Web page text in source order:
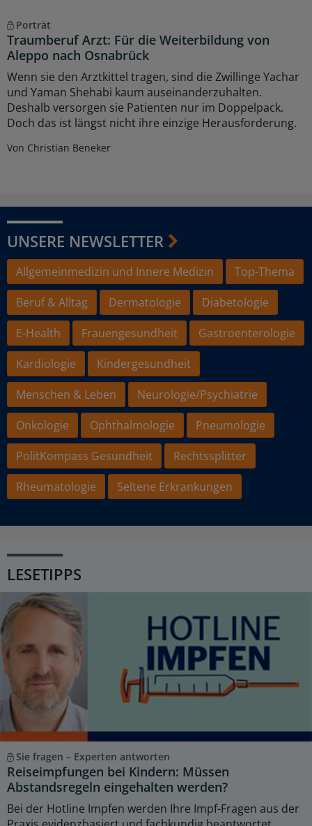
Porträt
Traumberuf Arzt: Für die Weiterbildung von
Aleppo nach Osnabrück
Wenn sie den Arztkittel tragen, sind die Zwillinge Yachar
und Yaman Shehabi kaum auseinanderzuhalten.
Deshalb versorgen sie Patienten nur im Doppelpack.
Doch das ist längst nicht ihre einzige Herausforderung.
Von Christian Beneker
UNSERE NEWSLETTER
Allgemeinmedizin und Innere Medizin
Top-Thema
Beruf & Alltag
Dermatologie
Diabetologie
E-Health
Frauengesundheit
Gastroenterologie
Kardiologie
Kindergesundheit
Menschen & Leben
Neurologie/Psychiatrie
Onkologie
Ophthalmologie
Pneumologie
PolitKompass Gesundheit
Rechtssplitter
Rheumatologie
Seltene Erkrankungen
LESETIPPS
Sie fragen – Experten antworten
Reiseimpfungen bei Kindern: Müssen
Abstandsregeln eingehalten werden?
Bei der Hotline Impfen werden Ihre Impf-Fragen aus der